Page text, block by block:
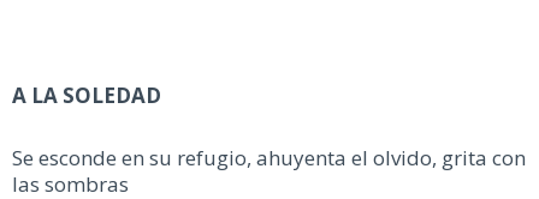
A LA SOLEDAD
Se esconde en su refugio, ahuyenta el olvido, grita con
las sombras